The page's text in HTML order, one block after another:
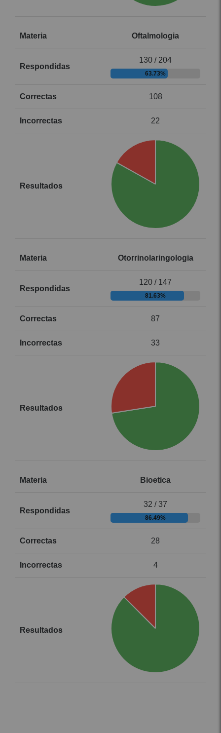
Oftalmologia
130 / 204
63.73%
108
22
Otorrinolaringologia
120 / 147
81.63%
87
33
Bioetica
32 / 37
86.49%
28
4